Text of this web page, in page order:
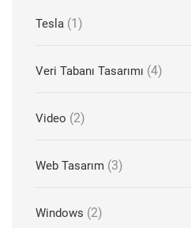
Tesla (1)
Veri Tabanı Tasarımı (4)
Video (2)
Web Tasarım (3)
Windows (2)